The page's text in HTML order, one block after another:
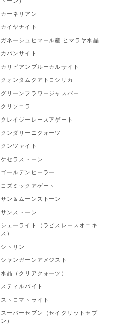
カーネリアン
カイヤナイト
ガネーシュヒマール産 ヒマラヤ水晶
カバンサイト
カリビアンブルーカルサイト
クォンタムクアトロシリカ
グリーンフラワージャスパー
クリソコラ
クレイジーレースアゲート
クンダリーニクォーツ
クンツァイト
ケセラストーン
ゴールデンヒーラー
コズミックアゲート
サン＆ムーンストーン
サンストーン
シェーライト（ラピスレースオニキ
ス）
シトリン
シャンガーンアメジスト
水晶（クリアクォーツ）
スティルバイト
ストロマトライト
スーパーセブン（セイクリットセブ
ン）